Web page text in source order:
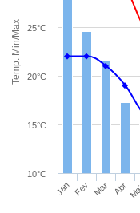
Temp. Min/Max
Jan Fev Mar Abr
10°C
15°C
20°C
25°C